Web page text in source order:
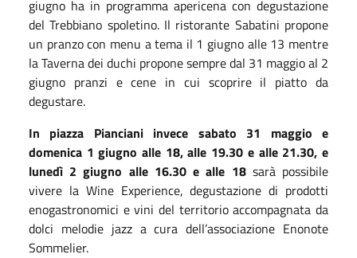
giugno ha in programma apericena con degustazione
del Trebbiano spoletino. Il ristorante Sabatini propone
un pranzo con menu a tema il 1 giugno alle 13 mentre
la Taverna dei duchi propone sempre dal 31 maggio al 2
giugno pranzi e cene in cui scoprire il piatto da
degustare.
In piazza Pianciani invece sabato 31 maggio e
domenica 1 giugno alle 18, alle 19.30 e alle 21.30, e
lunedì 2 giugno alle 16.30 e alle 18sarà possibile
vivere la Wine Experience, degustazione di prodotti
enogastronomici e vini del territorio accompagnata da
dolci melodie jazz a cura dell’associazione Enonote
Sommelier.